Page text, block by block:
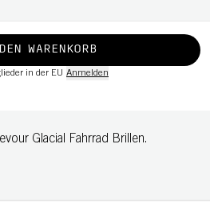
WARENKORB
in der EU Anmelden
Glacial Fahrrad Brillen.